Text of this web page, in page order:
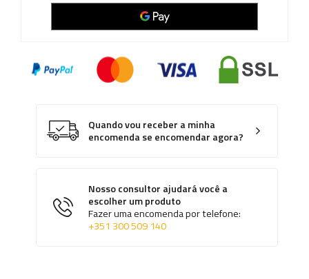
Quando vou receber a minha
encomenda se encomendar agora?
Nosso consultor ajudará você a
escolher um produto
Fazer uma encomenda por telefone:
+351 300 509 140